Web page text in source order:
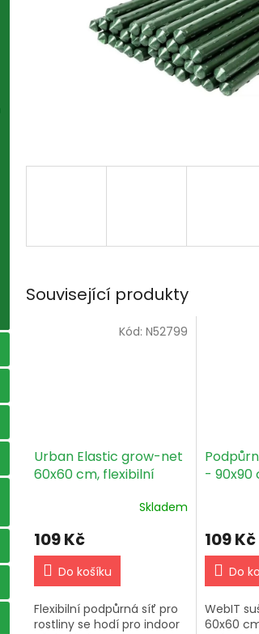
Související produkty
Urban Elastic grow-net
60x60 cm, flexibilní
Skladem
109 Kč
Do košíku
Flexibilní podpůrná síť pro
rostliny se hodí pro indoor
Kód: N52799
- 90x90
109 Kč
Do
WebIT
60x60